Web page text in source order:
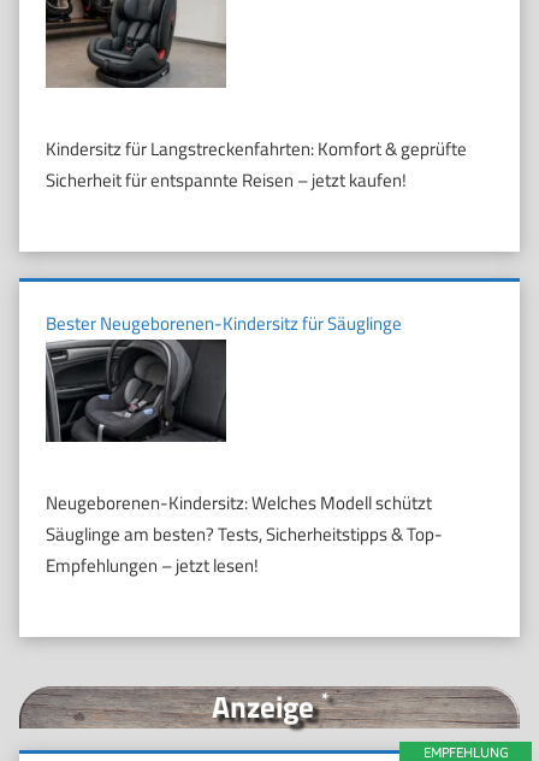
Kindersitz für Langstreckenfahrten: Komfort & geprüfte
Sicherheit für entspannte Reisen – jetzt kaufen!
Bester Neugeborenen-Kindersitz für Säuglinge
Neugeborenen-Kindersitz: Welches Modell schützt
Säuglinge am besten? Tests, Sicherheitstipps & Top-
Empfehlungen – jetzt lesen!
Anzeige*
EMPFEHLUNG